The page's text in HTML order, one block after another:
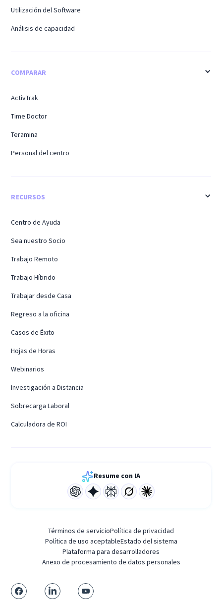
Utilización del Software
Análisis de capacidad
COMPARAR
ActivTrak
Time Doctor
Teramina
Personal del centro
RECURSOS
Centro de Ayuda
Sea nuestro Socio
Trabajo Remoto
Trabajo Híbrido
Trabajar desde Casa
Regreso a la oficina
Casos de Éxito
Hojas de Horas
Webinarios
Investigación a Distancia
Sobrecarga Laboral
Calculadora de ROI
Resume con IA
Términos de servicioPolítica de privacidad
Política de uso aceptableEstado del sistema
Plataforma para desarrolladores
Anexo de procesamiento de datos personales